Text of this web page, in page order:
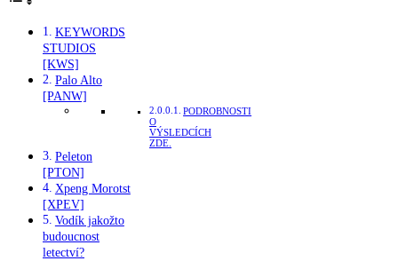
KEYWORDS
STUDIOS
[KWS]
Palo Alto
[PANW]
PODROBNOSTI
O
VÝSLEDCÍCH
ZDE.
Peleton
[PTON]
Xpeng Morotst
[XPEV]
Vodík jakožto
budoucnost
letectví?